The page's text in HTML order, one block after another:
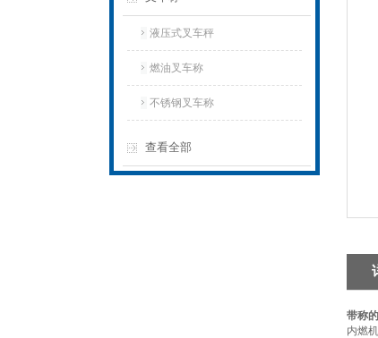
液压式叉车秤
燃油叉车称
不锈钢叉车称
查看全部
带称
内燃